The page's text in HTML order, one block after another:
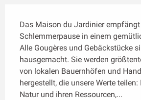
Das Maison du Jardinier
Schlemmerpause in einem
Alle Gougères und Gebäckstücke
hausgemacht. Sie werden
von lokalen Bauernhöfen und
hergestellt, die unsere Werte teilen:
Natur und ihren Ressourcen,...